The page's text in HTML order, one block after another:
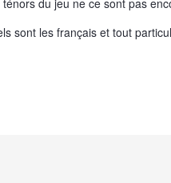
ténors du jeu ne ce sont pas
sont les français et tout